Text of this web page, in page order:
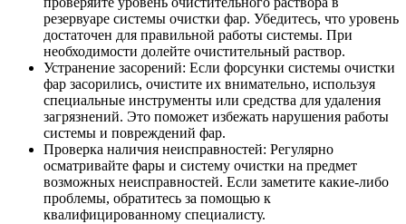
резервуаре системы очистки фар. Убедитесь, что уровень
достаточен для правильной работы системы. При
необходимости долейте очистительный раствор.
Устранение засорений: Если форсунки системы очистки
фар засорились, очистите их внимательно, используя
специальные инструменты или средства для удаления
загрязнений. Это поможет избежать нарушения работы
системы и повреждений фар.
Проверка наличия неисправностей: Регулярно
осматривайте фары и систему очистки на предмет
возможных неисправностей. Если заметите какие-либо
проблемы, обратитесь за помощью к
квалифицированному специалисту.